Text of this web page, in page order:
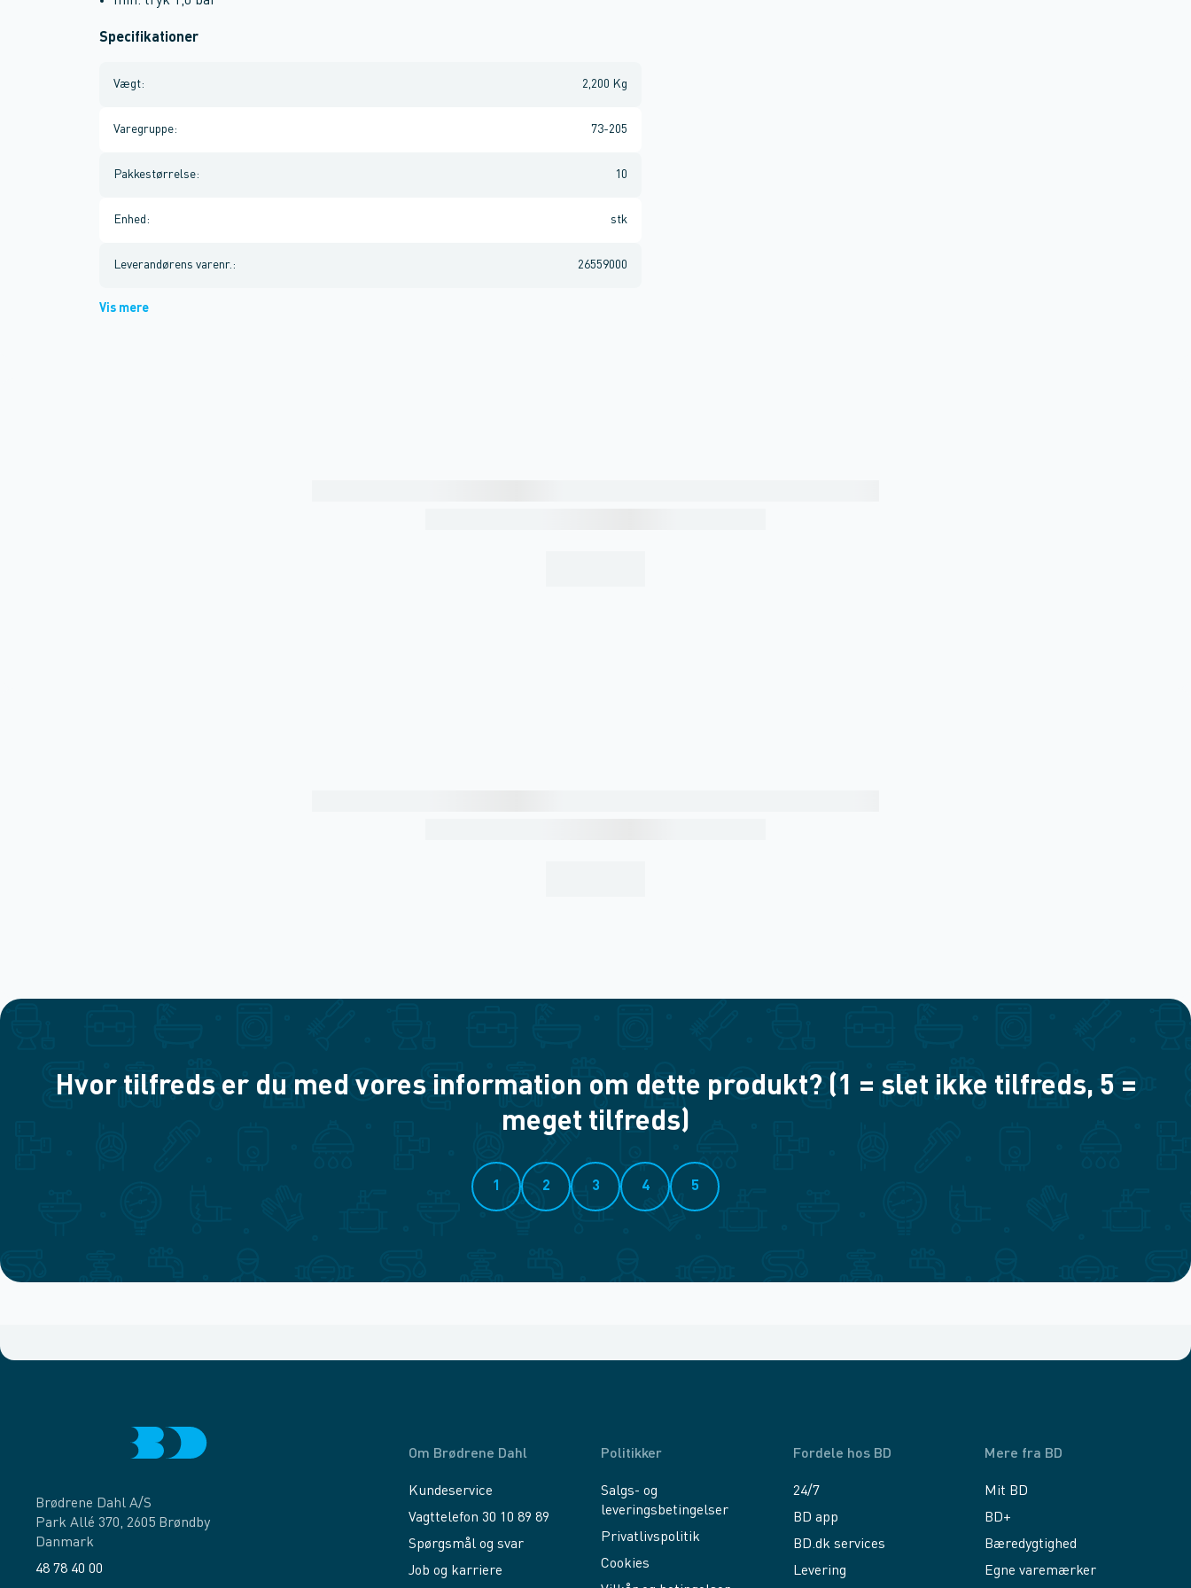
Specifikationer
Vægt: 2,200 Kg
Varegruppe: 73-205
Pakkestørrelse: 10
Enhed : stk
Leverandørens varenr. : 26559000
Vis mere
Hvor tilfreds er du med vores information om dette produkt? (1 = slet ikke tilfreds, 5 =
meget tilfreds)
1 2 3 4 5
Brødrene Dahl A/S
Park Allé 370, 2605 Brøndby
Danmark
48 78 40 00
Om Brødrene Dahl
Kundeservice
Vagttelefon 30 10 89 89
Spørgsmål og svar
Job og karriere
Politikker
Salgs- og
leveringsbetingelser
Privatlivspolitik
Cookies
Fordele hos BD
24/7
BD app
BD.dk services
Levering
Mere fra BD
Mit BD
BD+
Bæredygtighed
Egne varemærker